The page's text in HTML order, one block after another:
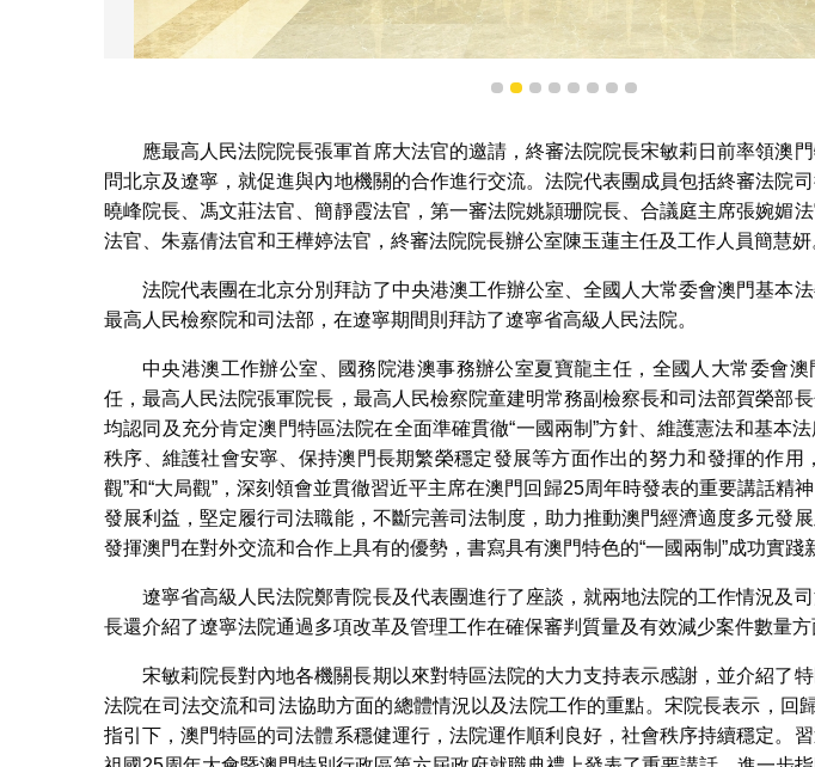
拜訪中央港澳工作辦公室
1
2 3 4 5 6 7 8
應最高人民法院院長張軍首席大法官的邀請，終審法院院長宋敏莉日前率領澳
問北京及遼寧，就促進與內地機關的合作進行交流。法院代表團成員包括終審法院
曉峰院長、馮文莊法官、簡靜霞法官，第一審法院姚頴珊院長、合議庭主席張婉媚
法官、朱嘉倩法官和王樺婷法官，終審法院院長辦公室陳玉蓮主任及工作人員簡慧妍
法院代表團在北京分別拜訪了中央港澳工作辦公室、全國人大常委會澳門基本法
最高人民檢察院和司法部，在遼寧期間則拜訪了遼寧省高級人民法院。
中央港澳工作辦公室、國務院港澳事務辦公室夏寶龍主任，全國人大常委會
任，最高人民法院張軍院長，最高人民檢察院童建明常務副檢察長和司法部賀榮部
均認同及充分肯定澳門特區法院在全面準確貫徹“一國兩制”方針、維護憲法和基本
秩序、維護社會安寧、保持澳門長期繁榮穩定發展等方面作出的努力和發揮的作用
觀”和“大局觀”，深刻領會並貫徹習近平主席在澳門回歸25周年時發表的重要講話精
發展利益，堅定履行司法職能，不斷完善司法制度，助力推動澳門經濟適度多元發
發揮澳門在對外交流和合作上具有的優勢，書寫具有澳門特色的“一國兩制”成功實踐
遼寧省高級人民法院鄭青院長及代表團進行了座談，就兩地法院的工作情況及
長還介紹了遼寧法院通過多項改革及管理工作在確保審判質量及有效減少案件數量方
宋敏莉院長對內地各機關長期以來對特區法院的大力支持表示感謝，並介紹了
法院在司法交流和司法協助方面的總體情況以及法院工作的重點。宋院長表示，回
指引下，澳門特區的司法體系穩健運行，法院運作順利良好，社會秩序持續穩定。